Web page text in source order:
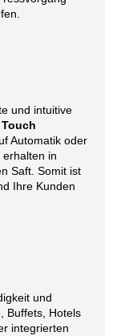
und intuitive
Automatik oder
erhalten in
Saft. Somit ist
Ihre Kunden
und
Buffets, Hotels
integrierten